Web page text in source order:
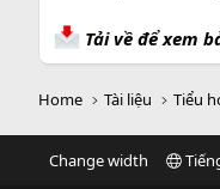
Tải về để xem
Home Tài liệu Tiểu
Change width